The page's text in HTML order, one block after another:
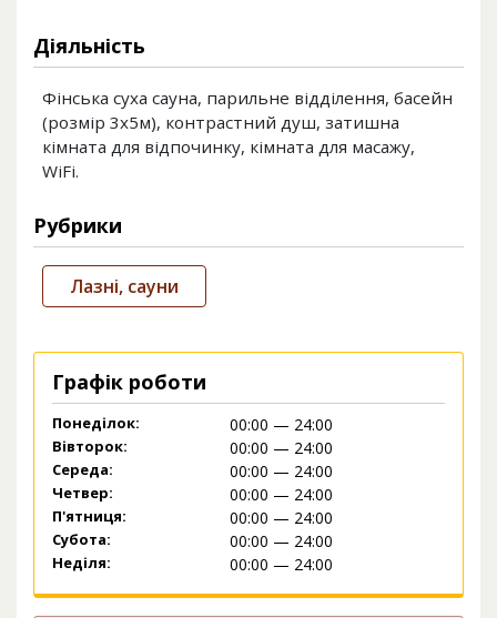
Діяльність
Фінська суха сауна, парильне відділення, басейн
(розмір 3х5м), контрастний душ, затишна
кімната для відпочинку, кімната для масажу,
WiFi.
Рубрики
Лазні, сауни
Графік роботи
Понеділок: 00:00 — 24:00
Вівторок: 00:00 — 24:00
Середа: 00:00 — 24:00
Четвер: 00:00 — 24:00
П'ятниця: 00:00 — 24:00
Субота: 00:00 — 24:00
Неділя: 00:00 — 24:00